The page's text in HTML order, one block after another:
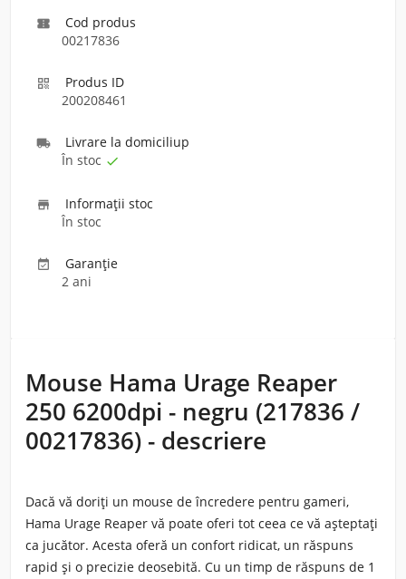

Cod produs
00217836

Produs ID
200208461
 Livrare la domiciliup
În stoc 

Informaţii stoc
În stoc

Garanție
2 ani
Mouse Hama Urage Reaper
250 6200dpi - negru (217836 /
00217836) - descriere
Dacă vă doriți un mouse de încredere pentru gameri,
Hama Urage Reaper vă poate oferi tot ceea ce vă așteptați
ca jucător. Acesta oferă un confort ridicat, un răspuns
rapid și o precizie deosebită. Cu un timp de răspuns de 1